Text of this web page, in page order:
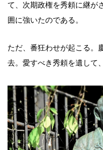
て、次期政権を秀頼に継が
囲に強いたのである。
ただ、番狂わせが起こる。
去。愛すべき秀頼を遺して